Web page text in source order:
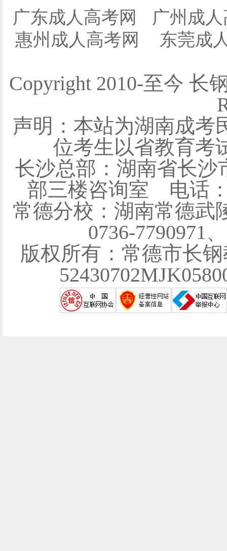
广东成人高考网
广州成
惠州成人高考网
东莞成
Copyright 2010-至今 长
声明：本站为湖南成考
位考生以省教育考
长沙总部：湖南省长沙
部三楼咨询室 电话：
常德分校：湖南常德
0736-7790971
版权所有：常德市长